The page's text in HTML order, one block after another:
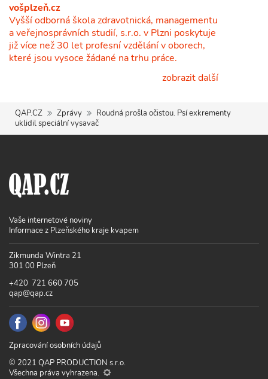
vošplzeň.cz
Vyšší odborná škola zdravotnická, managementu
a veřejnosprávních studií, s.r.o. v Plzni poskytuje
již více než 30 let profesní vzdělání v oborech,
které jsou vysoce žádané na trhu práce.
zobrazit další
QAP.CZ Zprávy
Roudná prošla očistou. Psí exkrementy
uklidil speciální vysavač
Vaše internetové noviny
Informace z Plzeňského kraje kvapem
Zikmunda Wintra 21
301 00 Plzeň
+420 721 660 705
qap@qap.cz
Zpracování osobních údajů
© 2021 QAP PRODUCTION s.r.o.
Všechna práva vyhrazena.